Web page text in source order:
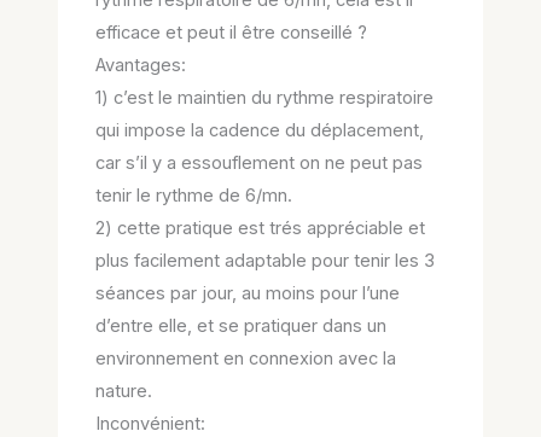
efficace et peut il être conseillé ?
Avantages:
1) c’est le maintien du rythme respiratoire
qui impose la cadence du déplacement,
car s’il y a essouflement on ne peut pas
tenir le rythme de 6/mn.
2) cette pratique est trés appréciable et
plus facilement adaptable pour tenir les 3
séances par jour, au moins pour l’une
d’entre elle, et se pratiquer dans un
environnement en connexion avec la
nature.
Inconvénient: